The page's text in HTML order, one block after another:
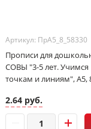
Артикул: ПрА5_8_58330
Прописи для
СОВЫ "3-5 лет. Учимся
точкам и линиям", А5,
2.64 руб.